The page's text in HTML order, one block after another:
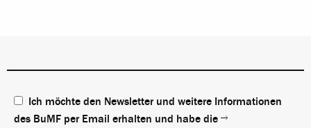
Ich möchte den Newsletter und weitere Informationen
des BuMF per Email erhalten und habe die